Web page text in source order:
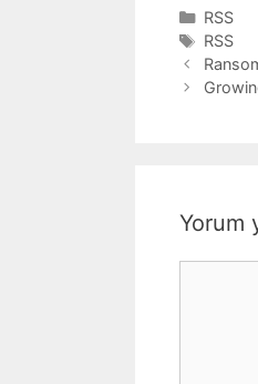
RSS
Etiketler
RSS
Yorum